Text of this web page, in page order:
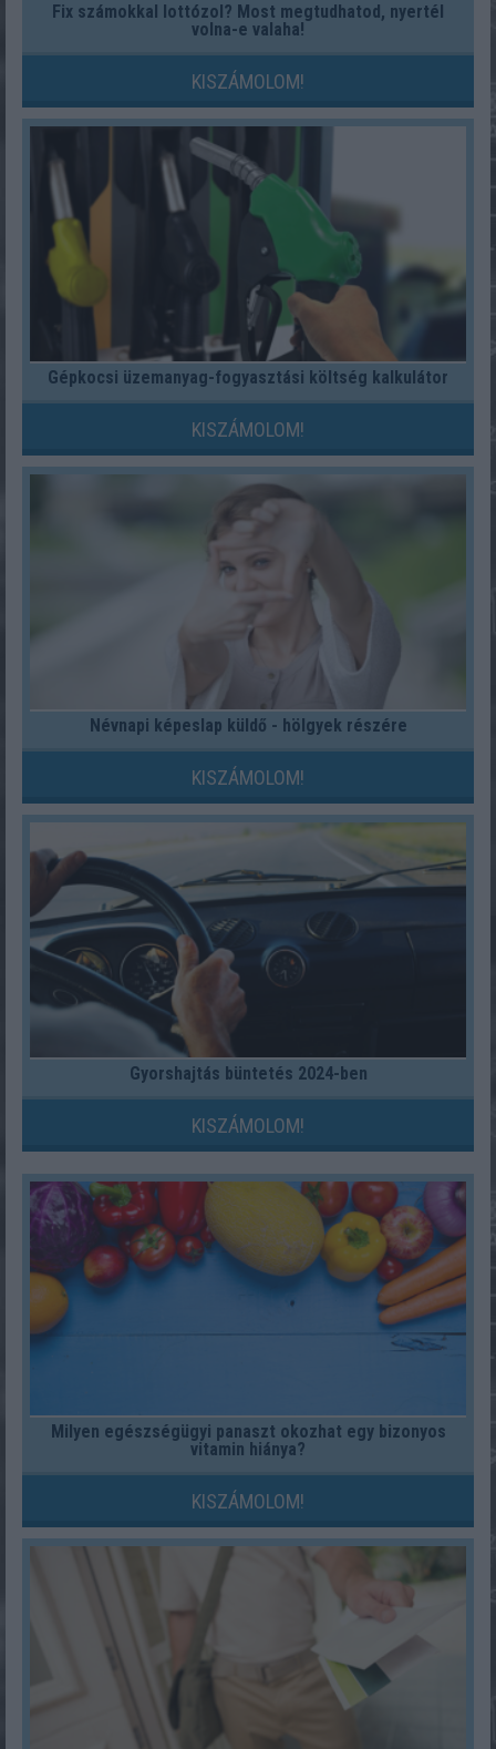
Fix számokkal lottózol? Most megtudhatod, nyertél
volna-e valaha!
KISZÁMOLOM!
Gépkocsi üzemanyag-fogyasztási költség kalkulátor
KISZÁMOLOM!
Névnapi képeslap küldő - hölgyek részére
KISZÁMOLOM!
Gyorshajtás büntetés 2024-ben
KISZÁMOLOM!
Milyen egészségügyi panaszt okozhat egy bizonyos
vitamin hiánya?
KISZÁMOLOM!